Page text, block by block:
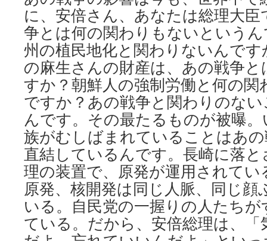
に、安倍さん、あなたは総理大
争とは何の関わりもないという
州の植民地化と関わりないんで
の麻生さんの財産は、あの戦争
すか？朝鮮人の強制労働と何の
ですか？あの戦争と関わりのな
んです。その最たるものが被曝
族がむしばまれていることはあ
直結しているんです。長崎に落
理の装置で、原発が運用されて
原発、核開発は同じ人脈、同じ
いる。自民党の一握りの人たち
ている。だから、安倍総理は、